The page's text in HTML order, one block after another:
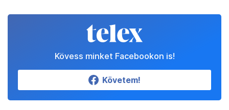
Kövess minket Facebookon is!
Követem!